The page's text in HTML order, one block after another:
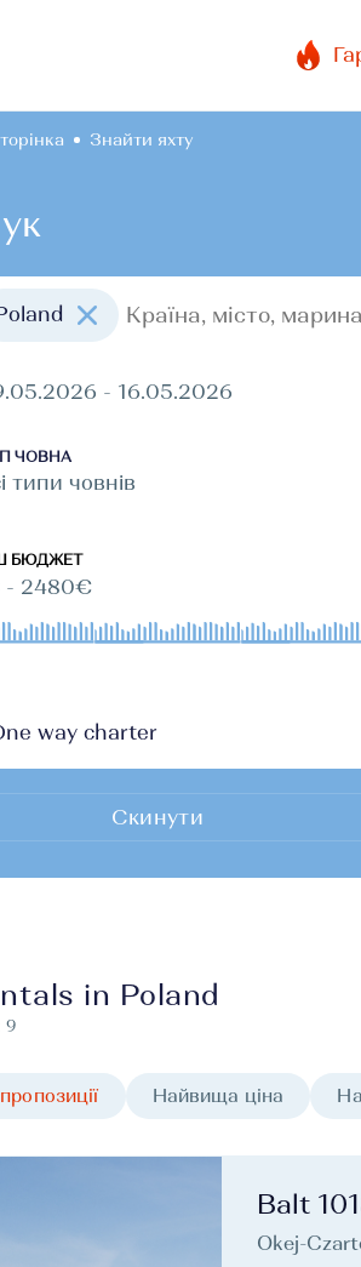
Знайти яхту
- 16.05.2026
ЧОВНА
типи човнів
БЮДЖЕТ
- 2480€
way charter
Скинути
in Poland
9
Найвища ціна
Balt
Okej-